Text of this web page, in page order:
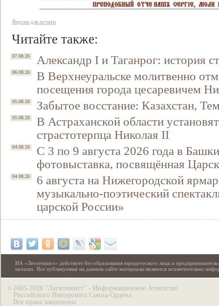
Версия для печати
Читайте также:
07.08.26 Александр I и Таганрог: история
06.08.26
В Верхнеуральске молитвенно
посещения города цесаревичем
05.08.26 Забытое восстание: Казахстан,
05.08.26
В Астраханской области
страстотерпца Николая II
04.08.26
С 3 по 9 августа 2026 года в
фотовыставка, посвящённая
04.08.26
6 августа на Нижегородской
музыкально-поэтический
царской России»
ИА «Легитимист» действует без образования юридического лица и
началах. Все публикуемые на данном сайте материалы являются исключительно
© 2005-2026 “Легитимист” - Информационное Агентство
Российского Имперского Союза-Ордена.
Все права защищены.